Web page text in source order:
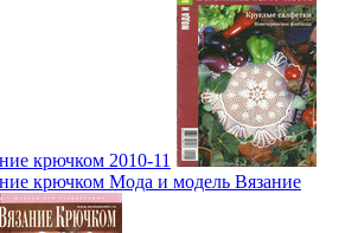
крючком 2010-11
крючком Мода и модель Вязание